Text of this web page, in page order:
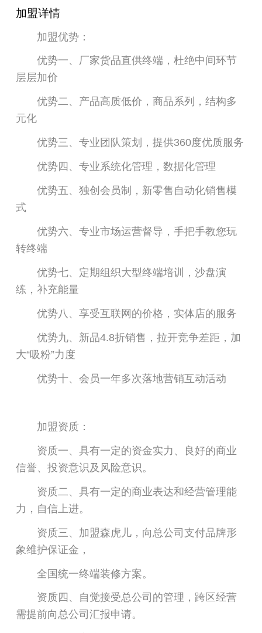
加盟详情
加盟优势：
优势一、厂家货品直供终端，杜绝中间环节
层层加价
优势二、产品高质低价，商品系列，结构多
元化
优势三、专业团队策划，提供360度优质服务
优势四、专业系统化管理，数据化管理
优势五、独创会员制，新零售自动化销售模
式
优势六、专业市场运营督导，手把手教您玩
转终端
优势七、定期组织大型终端培训，沙盘演
练，补充能量
优势八、享受互联网的价格，实体店的服务
优势九、新品4.8折销售，拉开竞争差距，加
大“吸粉”力度
优势十、会员一年多次落地营销互动活动
加盟资质：
资质一、具有一定的资金实力、良好的商业
信誉、投资意识及风险意识。
资质二、具有一定的商业表达和经营管理能
力，自信上进。
资质三、加盟森虎儿，向总公司支付品牌形
象维护保证金，
全国统一终端装修方案。
资质四、自觉接受总公司的管理，跨区经营
需提前向总公司汇报申请。